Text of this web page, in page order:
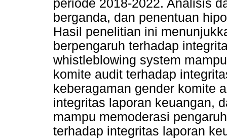
periode 2018-2022. Analisis
berganda, dan penentuan
Hasil penelitian ini
berpengaruh terhadap
whistleblowing system
komite audit terhadap
keberagaman gender komite
integritas laporan keuangan,
mampu memoderasi
terhadap integritas laporan